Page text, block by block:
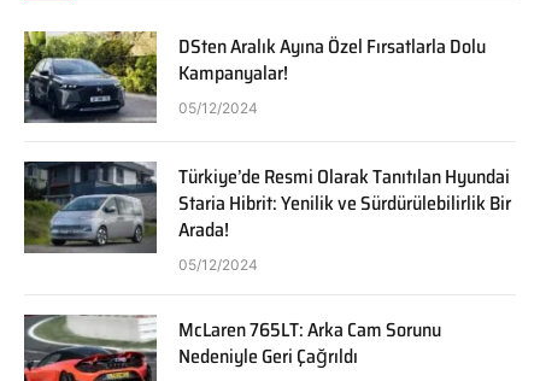
DSten Aralık Ayına Özel Fırsatlarla Dolu
Kampanyalar!
05/12/2024
Türkiye’de Resmi Olarak Tanıtılan Hyundai
Staria Hibrit: Yenilik ve Sürdürülebilirlik Bir
Arada!
05/12/2024
McLaren 765LT: Arka Cam Sorunu
Nedeniyle Geri Çağrıldı